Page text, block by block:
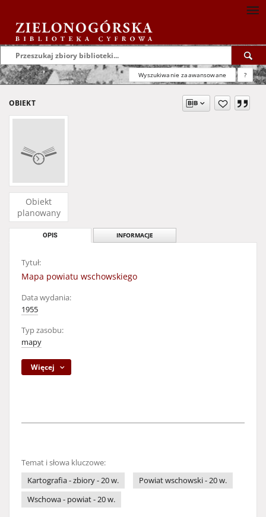
Wyszukiwanie zaawansowane ?
OBIEKT
Obiekt
planowany
OPIS INFORMACJE
Tytuł:
Mapa powiatu wschowskiego
Data wydania:
1955
Typ zasobu:
mapy
Więcej
Temat i słowa kluczowe:
Kartografia - zbiory - 20 w.
Powiat wschowski - 20 w.
Wschowa - powiat - 20 w.